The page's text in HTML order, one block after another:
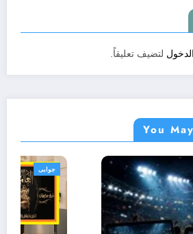
لتضيف تعليقاً.
You